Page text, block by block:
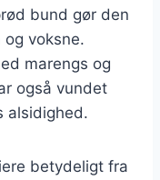
bund gør den
voksne.
marengs og
også vundet
alsidighed.
betydeligt fra